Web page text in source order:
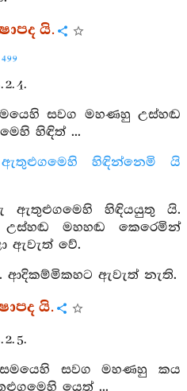
යි.
499
2. 4.
සවග මහණහු උස්හඬ
හිඳිත් ...
ඇතුළුගමෙහි හිඳින්නෙමි යි
ඇතුළුගමෙහි හිඳියයුතු යි.
උස්හඬ මහහඬ කෙරෙමින්
ඇවැත් වේ.
ආදිකම්මිකහට ඇවැත් නැති.
යි.
2. 5.
සවග මහණහු කය
යෙත් ...